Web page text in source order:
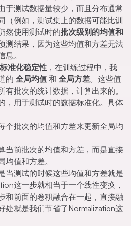
于测试数据量较少，而且分布通常
（例如，测试集上的数据可能比训
然使用测试时的批次级别的均值和
测结果，因为这些均值和方差无法
。
准化稳定性 ，在训练过程中，我
的 全局均值 和 全局方差。这些值
有批次的统计数据，计算出来的。
，用于测试时的数据标准化。具体
个批次的均值和方差来更新全局均
当前批次的均值和方差，而是直接
均值和方差。
当测试的时候这些均值和方差就是
这一步就相当于一个线性变换，
和前面的卷积融合在一起，直接融
处就是我们节省了Normalization这